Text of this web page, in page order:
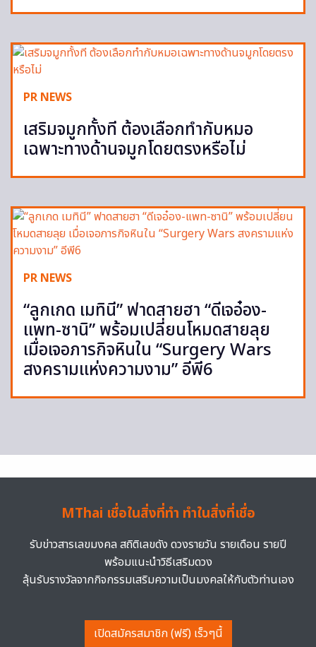
PR NEWS
เสริมจมูกทั้งที ต้องเลือกทำกับหมอ
เฉพาะทางด้านจมูกโดยตรงหรือไม่
PR NEWS
“ลูกเกด เมทินี” ฟาดสายฮา “ดีเจอ๋อง-
แพท-ซานิ” พร้อมเปลี่ยนโหมดสายลุย
เมื่อเจอภารกิจหินใน “Surgery Wars
สงครามแห่งความงาม” อีพี6
MThai เชื่อในสิ่งที่ทำ ทำในสิ่งที่เชื่อ
รับข่าวสารเลขมงคล สถิติเลขดัง ดวงรายวัน รายเดือน รายปี
พร้อมแนะนำวิธีเสริมดวง
ลุ้นรับรางวัลจากกิจกรรมเสริมความเป็นมงคลให้กับตัวท่านเอง
เปิดสมัครสมาชิก (ฟรี) เร็วๆนี้